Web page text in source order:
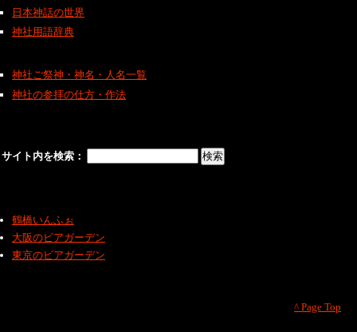
日本神話の世界
神社用語辞典
神社ご祭神・神名・人名一覧
神社の参拝の仕方・作法
サイト内を検索：
鶴橋いんふぉ
大阪のビアガーデン
東京のビアガーデン
^ Page Top